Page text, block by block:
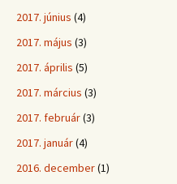
2017. június (4)
2017. május (3)
2017. április (5)
2017. március (3)
2017. február(3)
2017. január(4)
2016. december(1)